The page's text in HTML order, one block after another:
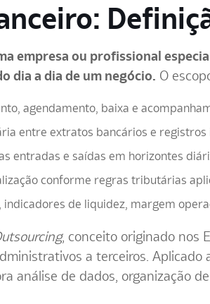
empresa ou profissional
dia a dia de um negócio. O
agendamento, baixa e
entre extratos bancários e
entradas e saídas em horizontes
conforme regras tributárias
indicadores de liquidez, margem
, conceito originado nos
a terceiros.
análise de dados, organização